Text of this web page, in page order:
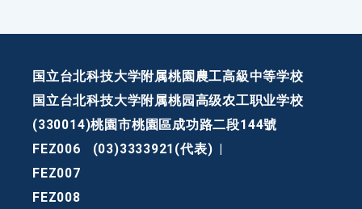
国立台北科技大学附属桃園農工高級中等学校
国立台北科技大学附属桃园高级农工职业学校
(330014)桃園市桃園區成功路二段144號
FEZ006
(03)3333921(代表)
FEZ007
FEZ008